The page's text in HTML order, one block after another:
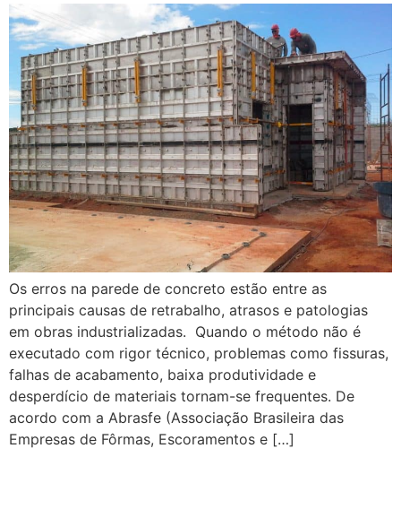
Os erros na parede de concreto estão entre as
principais causas de retrabalho, atrasos e patologias
em obras industrializadas. Quando o método não é
executado com rigor técnico, problemas como fissuras,
falhas de acabamento, baixa produtividade e
desperdício de materiais tornam-se frequentes. De
acordo com a Abrasfe (Associação Brasileira das
Empresas de Fôrmas, Escoramentos e […]